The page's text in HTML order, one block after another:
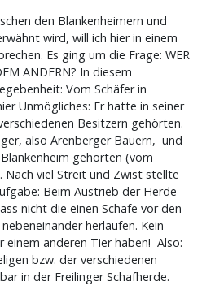
den Blankenheimern und
wird, will ich hier in einem
Es ging um die Frage: WER
ANDERN? In diesem
Vom Schäfer in
Unmögliches: Er hatte in seiner
Besitzern gehörten.
also Arenberger Bauern, und
gehörten (vom
Nach viel Streit und Zwist stellte
Beim Austrieb der Herde
nicht die einen Schafe vor den
herlaufen. Kein
einem anderen Tier haben! Also:
bzw. der verschiedenen
in der Freilinger Schafherde.